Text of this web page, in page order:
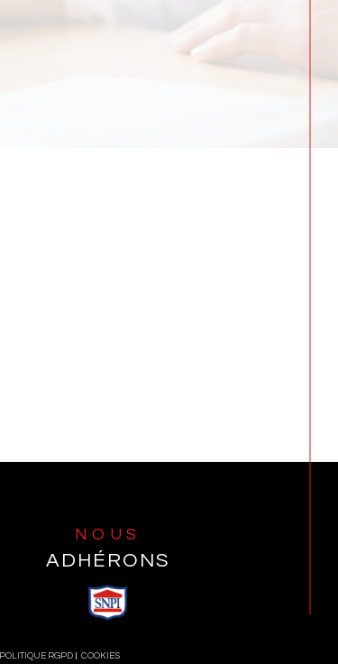
NOUS
ADHÉRONS
POLITIQUE RGPD COOKIES